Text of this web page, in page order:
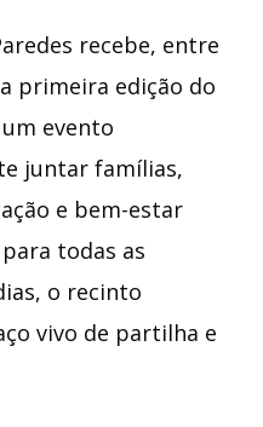
recebe, entre
primeira edição do
um evento
juntar famílias,
e bem-estar
todas as
o recinto
vivo de partilha e